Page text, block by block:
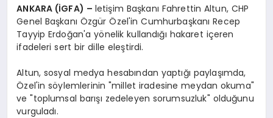
ANKARA (İGFA) – letişim Başkanı Fahrettin Altun, CHP
Genel Başkanı Özgür Özel'in Cumhurbaşkanı Recep
Tayyip Erdoğan'a yönelik kullandığı hakaret içeren
ifadeleri sert bir dille eleştirdi.
Altun, sosyal medya hesabından yaptığı paylaşımda,
Özel'in söylemlerinin "millet iradesine meydan okuma"
ve "toplumsal barışı zedeleyen sorumsuzluk" olduğunu
vurguladı.